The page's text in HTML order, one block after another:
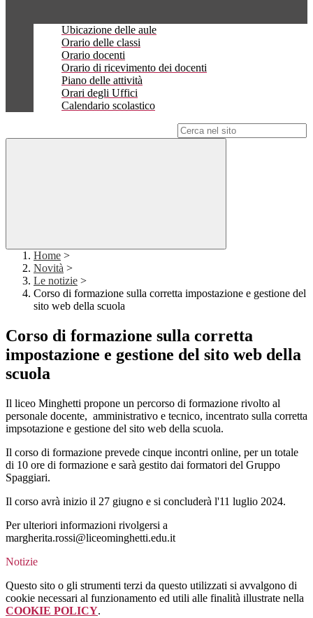
Ubicazione delle aule
Orario delle classi
Orario docenti
Orario di ricevimento dei docenti
Piano delle attività
Orari degli Uffici
Calendario scolastico
Home >
Novità >
Le notizie >
Corso di formazione sulla corretta impostazione e gestione del
sito web della scuola
Corso di formazione sulla corretta
impostazione e gestione del sito web della
scuola
Il liceo Minghetti propone un percorso di formazione rivolto al
personale docente, amministrativo e tecnico, incentrato sulla corretta
impsotazione e gestione del sito web della scuola.
Il corso di formazione prevede cinque incontri online, per un totale
di 10 ore di formazione e sarà gestito dai formatori del Gruppo
Spaggiari.
Il corso avrà inizio il 27 giugno e si concluderà l'11 luglio 2024.
Per ulteriori informazioni rivolgersi a
margherita.rossi@liceominghetti.edu.it
Notizie
Questo sito o gli strumenti terzi da questo utilizzati si avvalgono di
cookie necessari al funzionamento ed utili alle finalità illustrate nella
COOKIE POLICY.